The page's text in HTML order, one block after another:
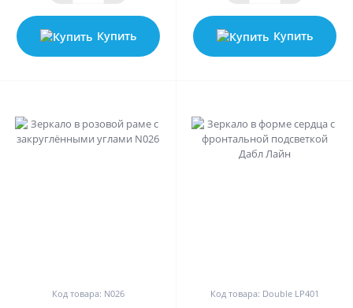
Купить Купить
Код товара: N026 Код товара: Double LP401